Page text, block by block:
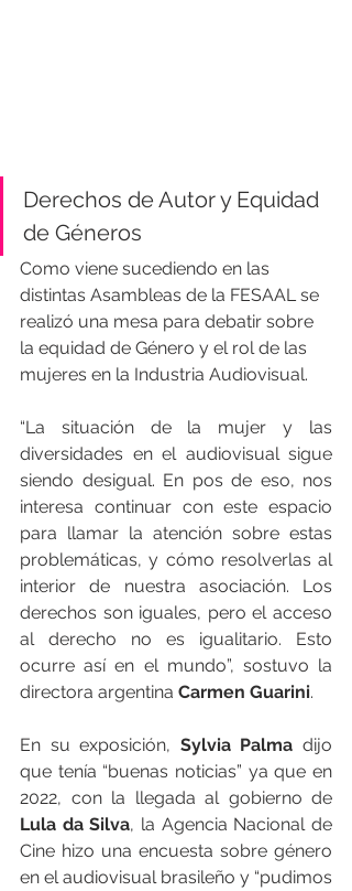
Derechos de Autor y Equidad
de Géneros
Como viene sucediendo en las
distintas Asambleas de la FESAAL se
realizó una mesa para debatir sobre
la equidad de Género y el rol de las
mujeres en la Industria Audiovisual.
“La situación de la mujer y las
diversidades en el audiovisual sigue
siendo desigual. En pos de eso, nos
interesa continuar con este espacio
para llamar la atención sobre estas
problemáticas, y cómo resolverlas al
interior de nuestra asociación. Los
derechos son iguales, pero el acceso
al derecho no es igualitario. Esto
ocurre así en el mundo”, sostuvo la
directora argentina Carmen Guarini.
En su exposición, Sylvia Palma dijo
que tenía “buenas noticias” ya que en
Lula da Silva, la Agencia Nacional de
Cine hizo una encuesta sobre género
en el audiovisual brasileño y “pudimos